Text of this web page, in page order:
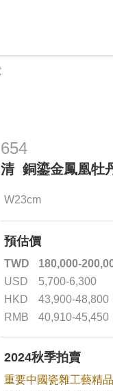
654
清 銅鎏金鳳凰牡
W23cm
預估價
TWD
180,000-
USD
5,700-6,300
HKD
43,900-48,800
RMB
40,910-45,450
2024秋季拍賣
重要中國瓷雜工藝精品